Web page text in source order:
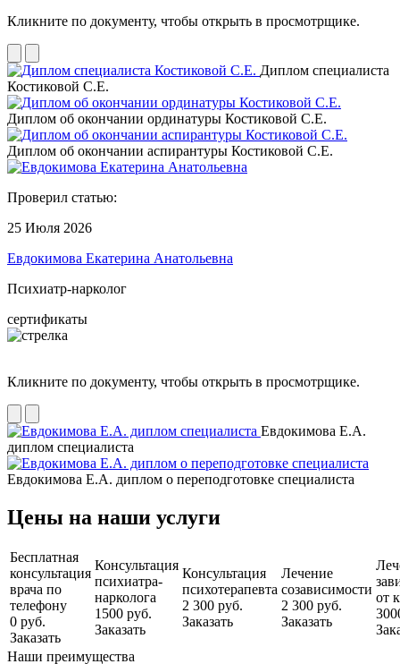
Кликните по документу, чтобы открыть в просмотрщике.
Диплом специалиста
Костиковой С.Е.
Диплом об окончании ординатуры Костиковой С.Е.
Диплом об окончании аспирантуры Костиковой С.Е.
Проверил статью:
25 Июля 2026
Евдокимова Екатерина Анатольевна
Психиатр-нарколог
сертификаты
Кликните по документу, чтобы открыть в просмотрщике.
Евдокимова Е.А.
диплом специалиста
Евдокимова Е.А. диплом о переподготовке специалиста
Цены на наши услуги
Бесплатная
консультация
врача по
телефону
0 руб.
Заказать
Консультация
психиатра-
нарколога
1500 руб.
Заказать
Консультация
психотерапевта
2 300 руб.
Заказать
Лечение
созависимости
2 300 руб.
Заказать
от
Наши преимущества